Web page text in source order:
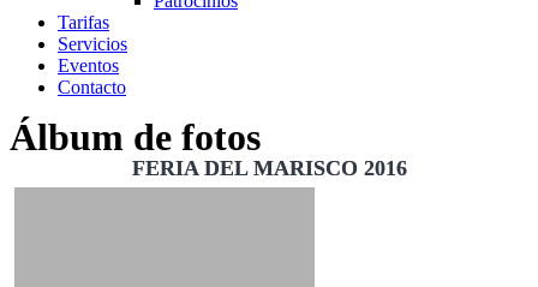
Tarifas
Servicios
Eventos
Contacto
Álbum de fotos
FERIA DEL MARISCO 2016